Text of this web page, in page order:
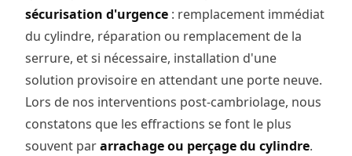
sécurisation d'urgence : remplacement immédiat
du cylindre, réparation ou remplacement de la
serrure, et si nécessaire, installation d'une
solution provisoire en attendant une porte neuve.
Lors de nos interventions post-cambriolage, nous
constatons que les effractions se font le plus
souvent pararrachage ou perçage du cylindre.